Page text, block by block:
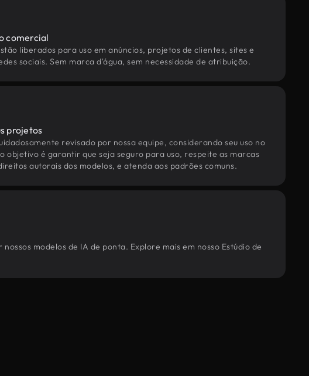
comercial
liberados para uso em anúncios, projetos de clientes, sites e
sociais. Sem marca d'água, sem necessidade de atribuição.
projetos
revisado por nossa equipe, considerando seu uso no
objetivo é garantir que seja seguro para uso, respeite as marcas
autorais dos modelos, e atenda aos padrões comuns.
modelos de IA de ponta. Explore mais em nosso Estúdio de